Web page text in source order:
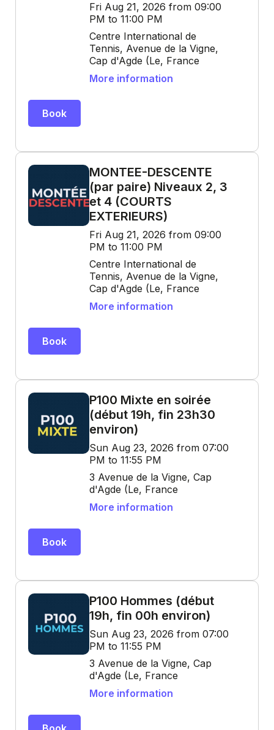
Fri Aug 21, 2026 from 09:00
PM to 11:00 PM
Centre International de
Tennis, Avenue de la Vigne,
Cap d'Agde (Le, France
More information
Book
MONTEE-DESCENTE
(par paire) Niveaux 2, 3
et 4 (COURTS
EXTERIEURS)
Fri Aug 21, 2026 from 09:00
PM to 11:00 PM
Centre International de
Tennis, Avenue de la Vigne,
Cap d'Agde (Le, France
More information
Book
P100 Mixte en soirée
(début 19h, fin 23h30
environ)
Sun Aug 23, 2026 from 07:00
PM to 11:55 PM
3 Avenue de la Vigne, Cap
d'Agde (Le, France
More information
Book
P100 Hommes (début
19h, fin 00h environ)
Sun Aug 23, 2026 from 07:00
PM to 11:55 PM
3 Avenue de la Vigne, Cap
d'Agde (Le, France
More information